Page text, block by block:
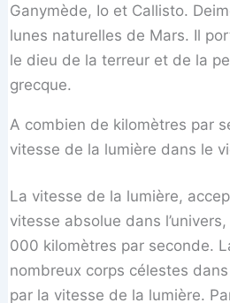
Ganymède, Io et Callisto.
lunes naturelles de Mars. Il
le dieu de la terreur et de la
grecque.
A combien de kilomètres par
vitesse de la lumière dans le
La vitesse de la lumière,
vitesse absolue dans
000 kilomètres par seconde.
nombreux corps célestes
par la vitesse de la lumière.